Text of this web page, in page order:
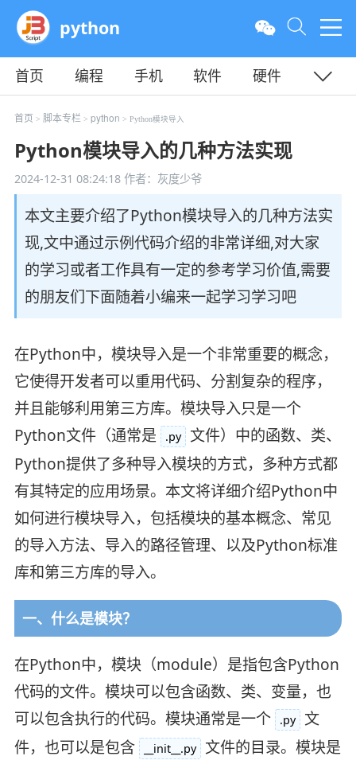
python
首页 编程 手机 软件
硬件
教程
平面 服务器
首页 > 脚本专栏> python > Python模块导入
Python模块导入的几种方法实现
2024-12-31 08:24:18作者：灰度少爷
本文主要介绍了Python模块导入的几种方法实
现,文中通过示例代码介绍的非常详细,对大家
的学习或者工作具有一定的参考学习价值,需要
的朋友们下面随着小编来一起学习学习吧
在Python中，模块导入是一个非常重要的概念，
它使得开发者可以重用代码、分割复杂的程序，
并且能够利用第三方库。模块导入只是一个
Python文件（通常是
.py
文件）中的函数、类、
Python提供了多种导入模块的方式，多种方式都
有其特定的应用场景。本文将详细介绍Python中
如何进行模块导入，包括模块的基本概念、常见
的导入方法、导入的路径管理、以及Python标准
库和第三方库的导入。
一、什么是模块？
在Python中，模块（module）是指包含Python
代码的文件。模块可以包含函数、类、变量，也
可以包含执行的代码。模块通常是一个
.py
文
件，也可以是包含
__init__.py
文件的目录。模块是